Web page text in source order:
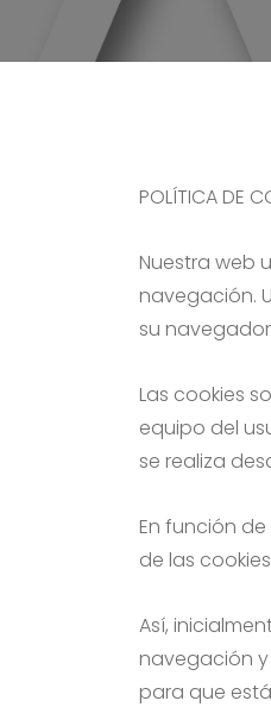
POLÍTICA DE
Nuestra web
navegación.
su
Las cookies
equipo del
se realiza
En función
de las
Así,
navegación
para que